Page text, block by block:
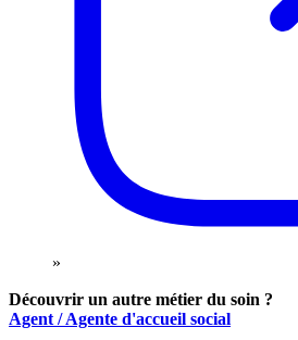
»
Découvrir un autre métier du soin ?
Agent / Agente d'accueil social